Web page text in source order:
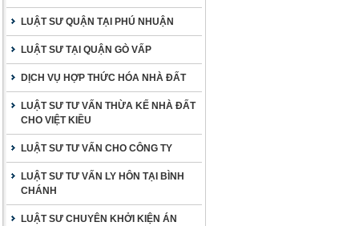
LUẬT SƯ QUẬN TẠI PHÚ NHUẬN
LUẬT SƯ TẠI QUẬN GÒ VẤP
DỊCH VỤ HỢP THỨC HÓA NHÀ ĐẤT
LUẬT SƯ TƯ VẤN THỪA KẾ NHÀ ĐẤT
CHO VIỆT KIỀU
LUẬT SƯ TƯ VẤN CHO CÔNG TY
LUẬT SƯ TƯ VẤN LY HÔN TẠI BÌNH
CHÁNH
LUẬT SƯ CHUYÊN KHỞI KIỆN ÁN